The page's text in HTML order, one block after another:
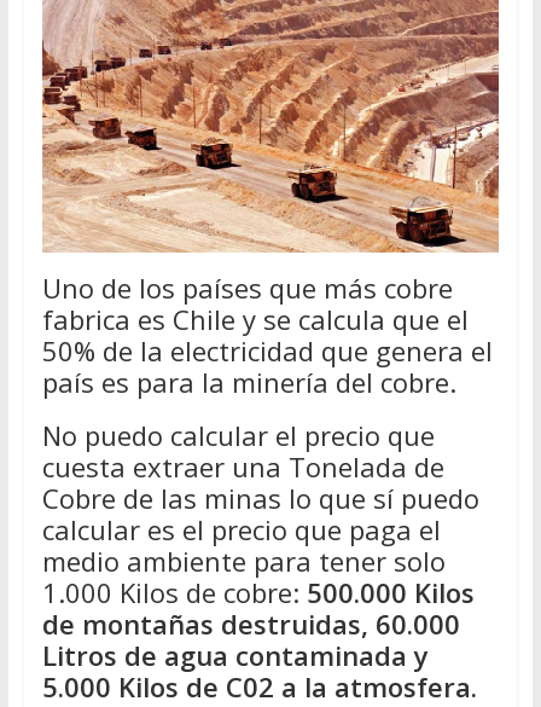
Uno de los países que más cobre
fabrica es Chile y se calcula que el
50% de la electricidad que genera el
país es para la minería del cobre.
No puedo calcular el precio que
cuesta extraer una Tonelada de
Cobre de las minas lo que sí puedo
calcular es el precio que paga el
medio ambiente para tener solo
1.000 Kilos de cobre: 500.000 Kilos
de montañas destruidas, 60.000
Litros de agua contaminada y
5.000 Kilos de C02 a la atmosfera.